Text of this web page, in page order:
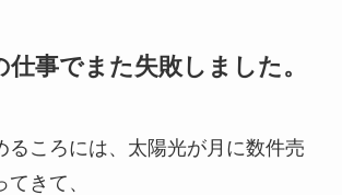
事でまた失敗しました。
るころには、太陽光が月に数件売
きて、